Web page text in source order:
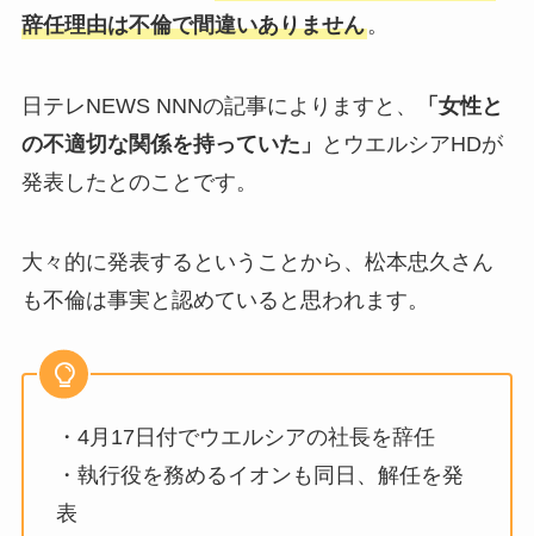
辞任理由は不倫で間違いありません。
日テレNEWS NNNの記事によりますと、
「女性と
の不適切な関係を持っていた」
とウエルシアHDが
発表したとのことです。
大々的に発表するということから、松本忠久さん
も不倫は事実と認めていると思われます。
・4月17日付でウエルシアの社長を辞任
・執行役を務めるイオンも同日、解任を発
表